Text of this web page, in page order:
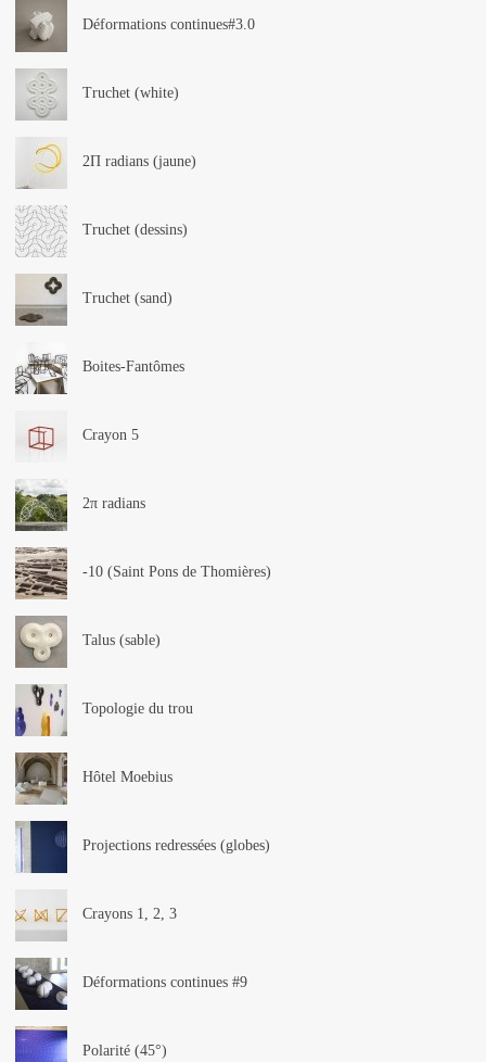
Déformations continues#3.0
Truchet (white)
2Π radians (jaune)
Truchet (dessins)
Truchet (sand)
Boites-Fantômes
Crayon 5
2π radians
-10 (Saint Pons de Thomières)
Talus (sable)
Topologie du trou
Hôtel Moebius
Projections redressées (globes)
Crayons 1, 2, 3
Déformations continues #9
Polarité (45°)